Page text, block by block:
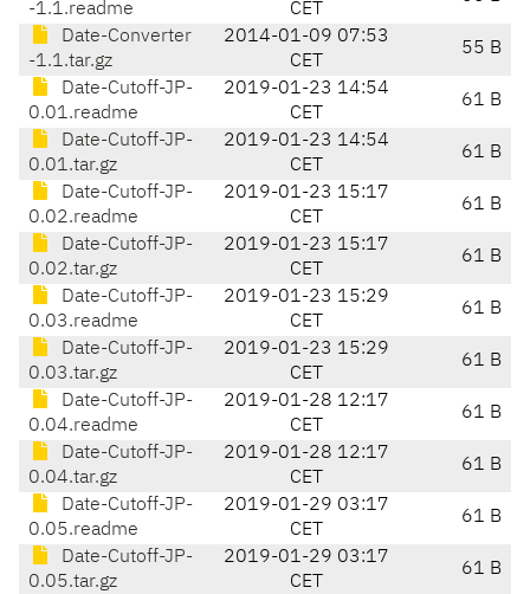
-1.1.readme CET
Date-Converter
-1.1.tar.gz
2014-01-09 07:53
CET
55 B
Date-Cutoff-JP-
0.01.readme
2019-01-23 14:54
CET
61 B
Date-Cutoff-JP-
0.01.tar.gz
2019-01-23 14:54
CET
61 B
Date-Cutoff-JP-
0.02.readme
2019-01-23 15:17
CET
61 B
Date-Cutoff-JP-
0.02.tar.gz
2019-01-23 15:17
CET
61 B
Date-Cutoff-JP-
0.03.readme
2019-01-23 15:29
CET
61 B
Date-Cutoff-JP-
0.03.tar.gz
2019-01-23 15:29
CET
61 B
Date-Cutoff-JP-
0.04.readme
2019-01-28 12:17
CET
61 B
Date-Cutoff-JP-
0.04.tar.gz
2019-01-28 12:17
CET
61 B
Date-Cutoff-JP-
0.05.readme
2019-01-29 03:17
CET
61 B
Date-Cutoff-JP-
0.05.tar.gz
2019-01-29 03:17
CET
61 B